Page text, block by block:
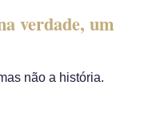
verdade, um
não a história.